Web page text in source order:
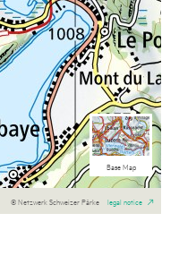
National maps b/w
National maps
Base Map
Aerial Imagery
© Netzwerk Schweizer Pärke legal notice